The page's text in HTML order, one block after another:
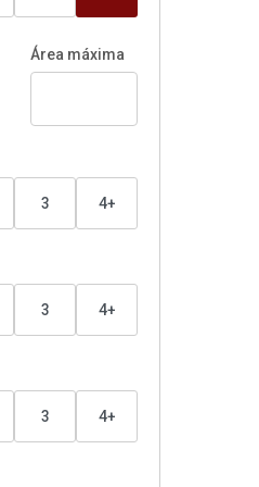
Área máxima
3 4+
3 4+
3 4+